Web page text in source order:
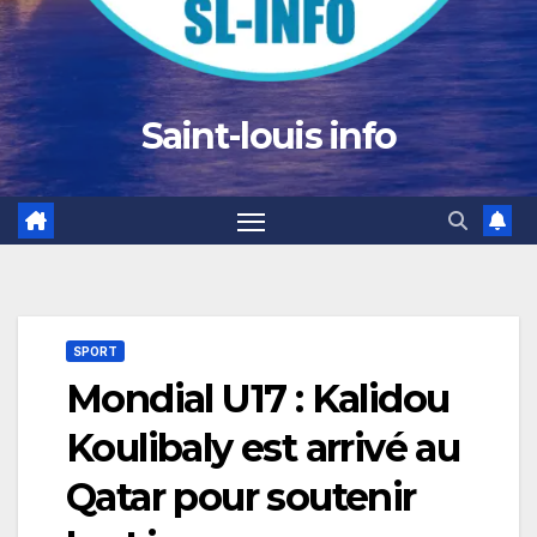
Saint-louis info
SPORT
Mondial U17 : Kalidou
Koulibaly est arrivé au
Qatar pour soutenir